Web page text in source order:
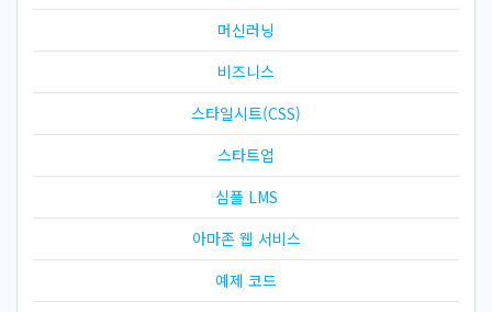
머신러닝
비즈니스
스타일시트(CSS)
스타트업
심플 LMS
아마존 웹 서비스
예제 코드